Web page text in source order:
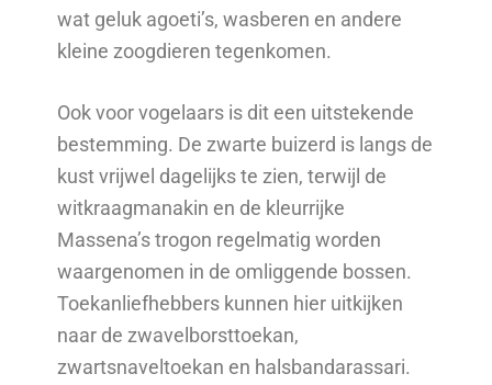
wat geluk agoeti’s, wasberen en andere
kleine zoogdieren tegenkomen.
Ook voor vogelaars is dit een uitstekende
bestemming. De zwarte buizerd is langs de
kust vrijwel dagelijks te zien, terwijl de
witkraagmanakin en de kleurrijke
Massena’s trogon regelmatig worden
waargenomen in de omliggende bossen.
Toekanliefhebbers kunnen hier uitkijken
naar de zwavelborsttoekan,
zwartsnaveltoekan en halsbandarassari.